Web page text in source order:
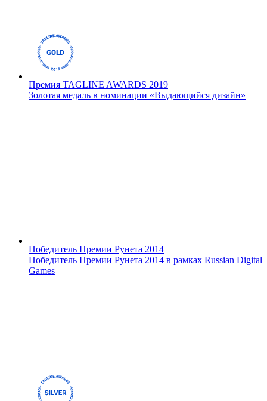
Премия TAGLINE AWARDS 2019
Золотая медаль в номинации «Выдающийся дизайн»
Победитель Премии Рунета 2014
Победитель Премии Рунета 2014 в рамках Russian Digital
Games